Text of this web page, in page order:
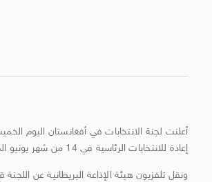
أعلنت لجنة الانتخابات في أفغانستان اليوم
إعادة للانتخابات الرئاسية في 14 من شهر يونيو المقبل.
ونقل تلفزيون هيئة الإذاعة البريطانية عن اللجنة